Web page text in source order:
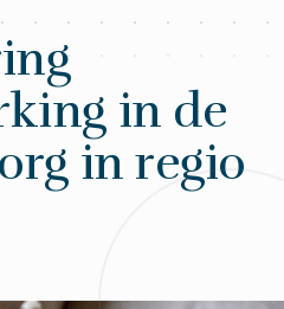
in de
in regio